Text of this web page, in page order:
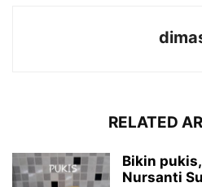
RELATED
Bikin
Nursanti